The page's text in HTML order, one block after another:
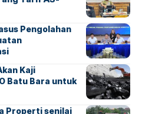
Pengolahan
Kaji
Batu Bara untuk
Properti senilai